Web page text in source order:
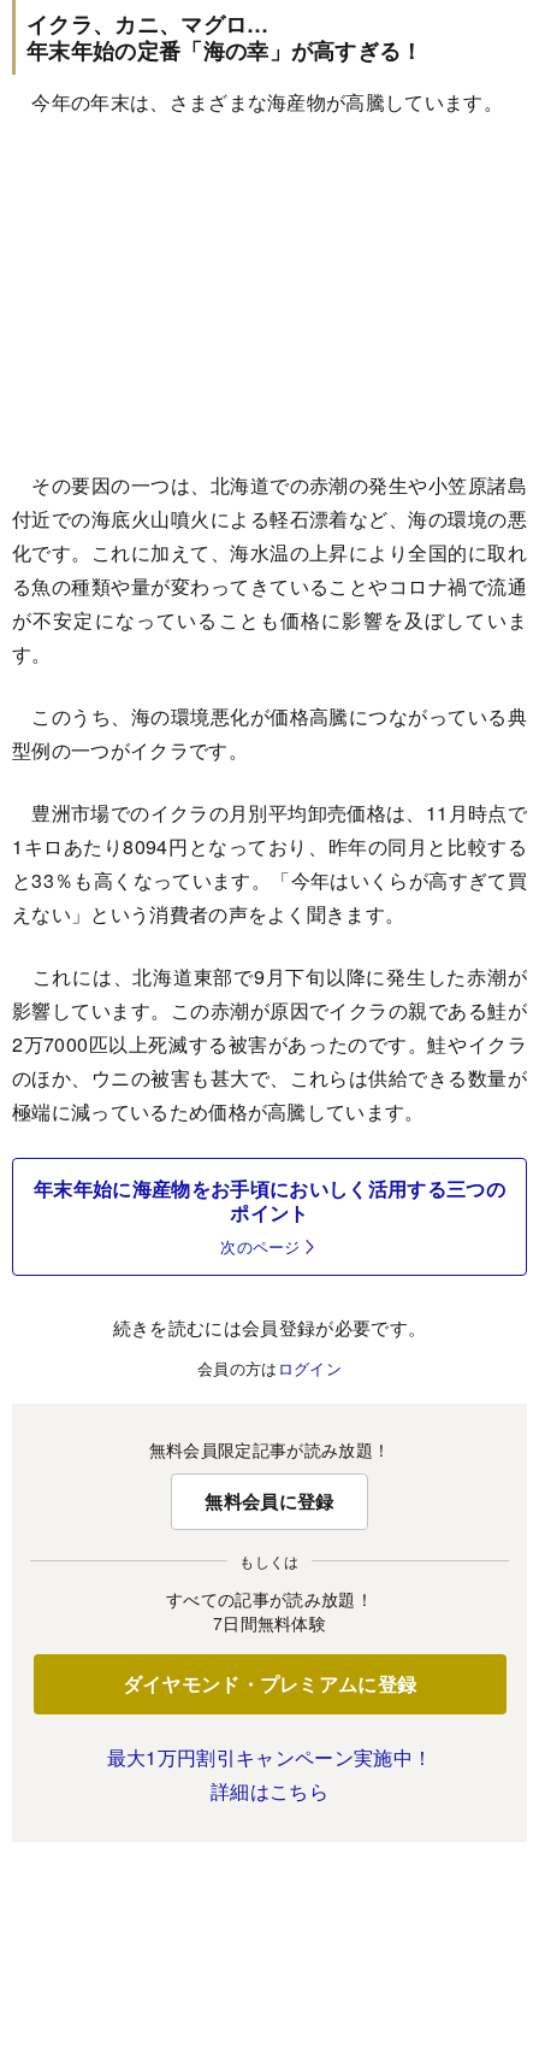
イクラ、カニ、マグロ…
年末年始の定番「海の幸」が高すぎる！
今年の年末は、さまざまな海産物が高騰しています。
その要因の一つは、北海道での赤潮の発生や小笠原諸島
付近での海底火山噴火による軽石漂着など、海の環境の悪
化です。これに加えて、海水温の上昇により全国的に取れ
る魚の種類や量が変わってきていることやコロナ禍で流通
が不安定になっていることも価格に影響を及ぼしていま
す。
このうち、海の環境悪化が価格高騰につながっている典
型例の一つがイクラです。
豊洲市場でのイクラの月別平均卸売価格は、11月時点で
1キロあたり8094円となっており、昨年の同月と比較する
と33％も高くなっています。「今年はいくらが高すぎて買
えない」という消費者の声をよく聞きます。
これには、北海道東部で9月下旬以降に発生した赤潮が
影響しています。この赤潮が原因でイクラの親である鮭が
2万7000匹以上死滅する被害があったのです。鮭やイクラ
のほか、ウニの被害も甚大で、これらは供給できる数量が
極端に減っているため価格が高騰しています。
年末年始に海産物をお手頃においしく活用する三つの
ポイント
次のページ
続きを読むには会員登録が必要です。
会員の方は ログイン
無料会員限定記事が読み放題！
無料会員に登録
もしくは
すべての記事が読み放題！
7日間無料体験
ダイヤモンド・プレミアムに登録
最大1万円割引キャンペーン実施中！
詳細はこちら